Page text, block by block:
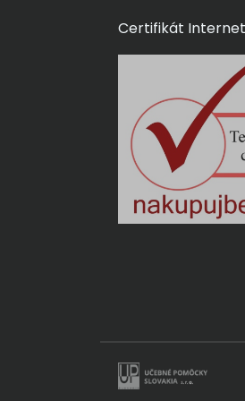
Certifikát